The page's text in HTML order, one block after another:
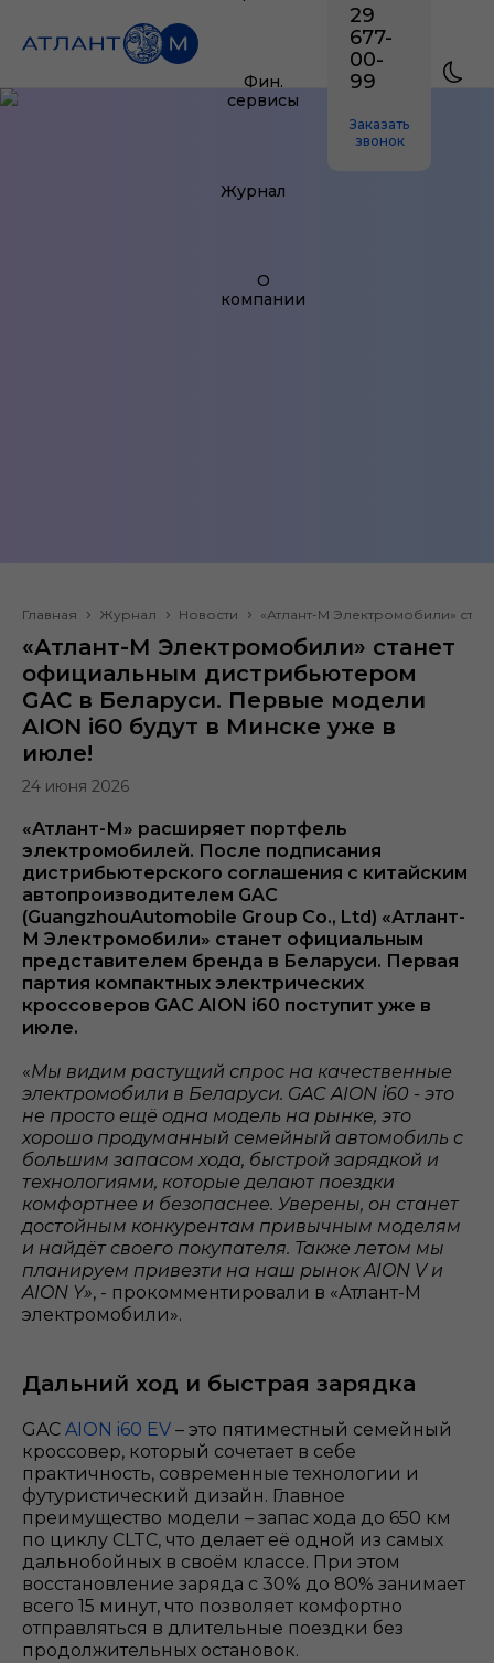
Фин.
сервисы
Журнал
О
компании
29
677-
00-
99
Заказать
звонок
Главная Журнал Новости «Атлант-М Электромобили»
«Атлант-М Электромобили» станет
официальным дистрибьютером
GAC в Беларуси. Первые модели
AION i60 будут в Минске уже в
июле!
24 июня 2026
«Атлант-М» расширяет портфель
электромобилей. После подписания
дистрибьютерского соглашения с китайским
автопроизводителем GAC
(GuangzhouAutomobile Group Co., Ltd) «Атлант-
М Электромобили» станет официальным
представителем бренда в Беларуси. Первая
партия компактных электрических
кроссоверов GAC AION i60 поступит уже в
июле.
«Мы видим растущий спрос на качественные
электромобили в Беларуси. GAC AION i60 - это
не просто ещё одна модель на рынке, это
хорошо продуманный семейный автомобиль с
большим запасом хода, быстрой зарядкой и
технологиями, которые делают поездки
комфортнее и безопаснее. Уверены, он станет
достойным конкурентам привычным моделям
и найдёт своего покупателя. Также летом мы
планируем привезти на наш рынок AION V и
AION Y», - прокомментировали в «Атлант-М
электромобили».
Дальний ход и быстрая зарядка
GAC AION i60 EV – это пятиместный семейный
кроссовер, который сочетает в себе
практичность, современные технологии и
футуристический дизайн. Главное
преимущество модели – запас хода до 650 км
по циклу CLTC, что делает её одной из самых
дальнобойных в своём классе. При этом
восстановление заряда с 30% до 80% занимает
всего 15 минут, что позволяет комфортно
отправляться в длительные поездки без
продолжительных остановок.